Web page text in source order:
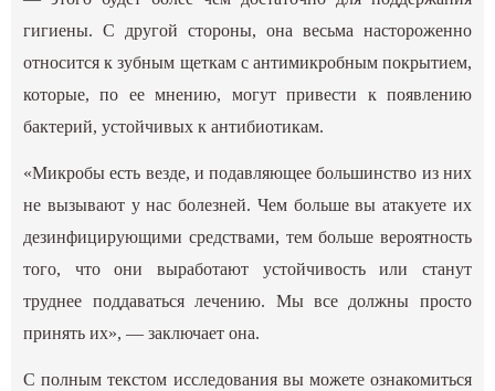
гигиены. С другой стороны, она весьма настороженно
относится к зубным щеткам с антимикробным покрытием,
которые, по ее мнению, могут привести к появлению
бактерий, устойчивых к антибиотикам.
«Микробы есть везде, и подавляющее большинство из них
не вызывают у нас болезней. Чем больше вы атакуете их
дезинфицирующими средствами, тем больше вероятность
того, что они выработают устойчивость или станут
труднее поддаваться лечению. Мы все должны просто
принять их», — заключает она.
С полным текстом исследования вы можете ознакомиться